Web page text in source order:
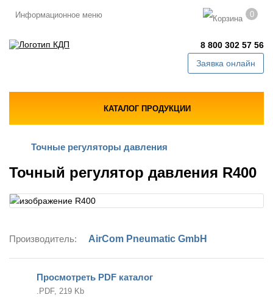
Информационное меню 0
8 800 302 57 56
Заявка онлайн
КАТАЛОГ ПРОДУКЦИИ
Точные регуляторы давления
Точный регулятор давления R400
Производитель: AirCom Pneumatic GmbH
Просмотреть PDF каталог
.PDF, 219 Kb